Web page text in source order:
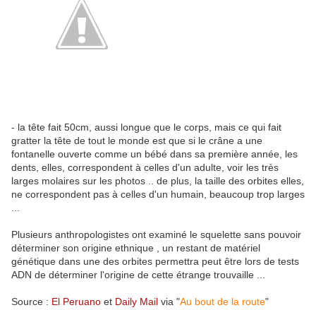
- la tête fait 50cm, aussi longue que le corps, mais ce qui fait
gratter la tête de tout le monde est que si le crâne a une
fontanelle ouverte comme un bébé dans sa première année, les
dents, elles, correspondent à celles d'un adulte, voir les très
larges molaires sur les photos .. de plus, la taille des orbites elles,
ne correspondent pas à celles d'un humain, beaucoup trop larges
Plusieurs anthropologistes ont examiné le squelette sans pouvoir
déterminer son origine ethnique , un restant de matériel
génétique dans une des orbites permettra peut être lors de tests
ADN de déterminer l'origine de cette étrange trouvaille ...
Source : El Peruano et Daily Mail via "Au bout de la route"